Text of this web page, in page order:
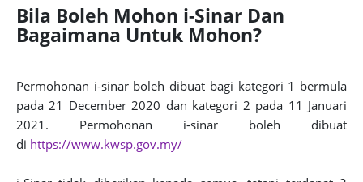
Bila Boleh Mohon i-Sinar Dan
Bagaimana Untuk Mohon?
Permohonan i-sinar boleh dibuat bagi kategori 1 bermula
pada 21 December 2020 dan kategori 2 pada 11 Januari
2021. Permohonan i-sinar boleh dibuat
di https://www.kwsp.gov.my/